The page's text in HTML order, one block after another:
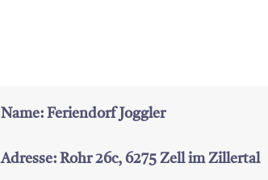
Name: Feriendorf Joggler
Adresse: Rohr 26c, 6275 Zell im Zillertal